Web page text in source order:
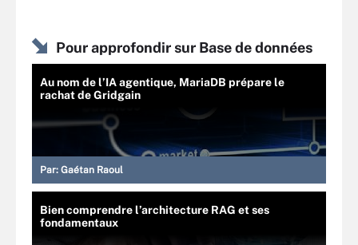
Pour approfondir sur Base de données
Au nom de l’IA agentique, MariaDB prépare le
rachat de Gridgain
Par: Gaétan Raoul
Bien comprendre l’architecture RAG et ses
fondamentaux